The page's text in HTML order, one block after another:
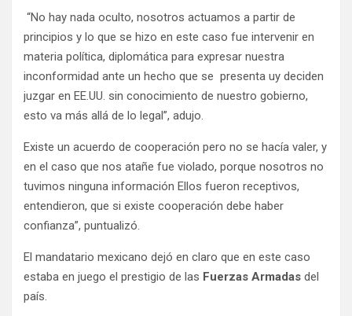
“No hay nada oculto, nosotros actuamos a partir de
principios y lo que se hizo en este caso fue intervenir en
materia política, diplomática para expresar nuestra
inconformidad ante un hecho que se presenta uy deciden
juzgar en EE.UU. sin conocimiento de nuestro gobierno,
esto va más allá de lo legal”, adujo.
Existe un acuerdo de cooperación pero no se hacía valer, y
en el caso que nos atañe fue violado, porque nosotros no
tuvimos ninguna información Ellos fueron receptivos,
entendieron, que si existe cooperación debe haber
confianza”, puntualizó.
El mandatario mexicano dejó en claro que en este caso
estaba en juego el prestigio de las Fuerzas Armadas del
país.